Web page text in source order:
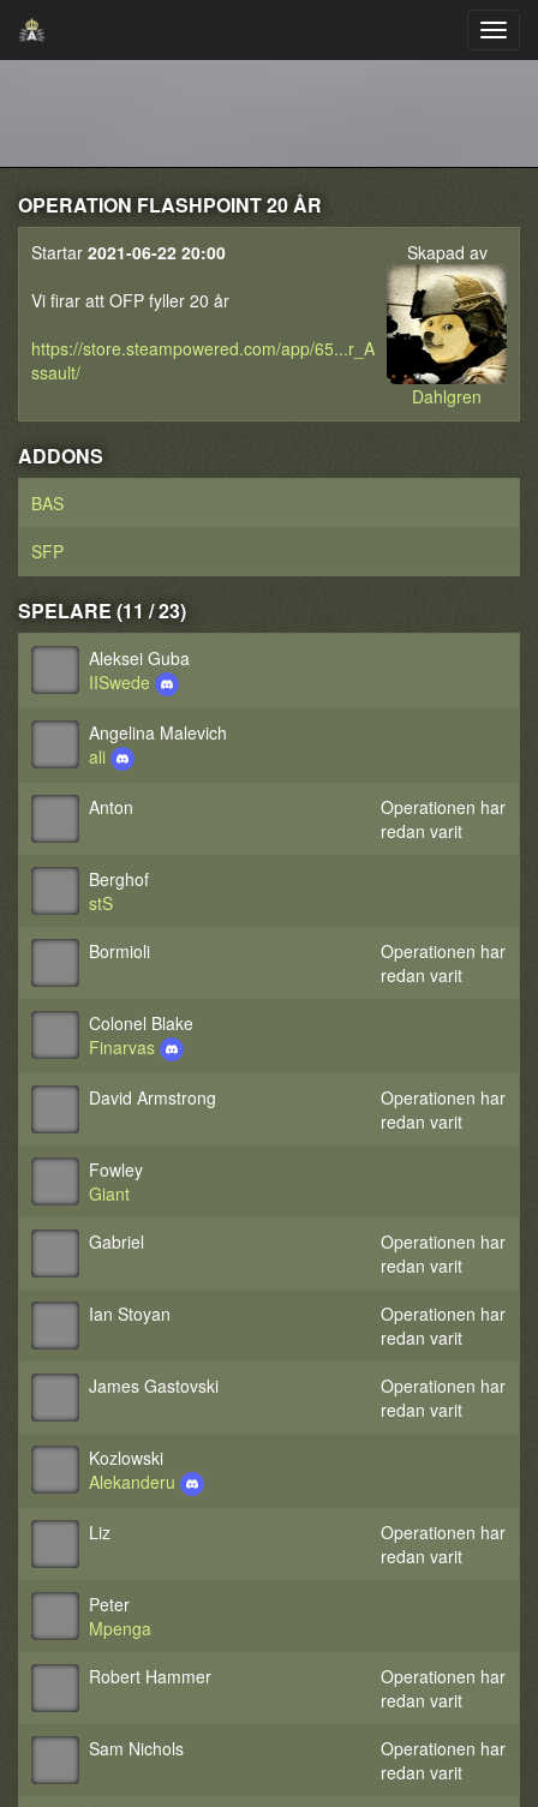
OPERATION FLASHPOINT 20 ÅR
Skapad av
Dahlgren
Startar 2021-06-22 20:00
Vi firar att OFP fyller 20 år
https://store.steampowered.com/app/65...r_A
ssault/
ADDONS
BAS
SFP
SPELARE (11 / 23)
Aleksei Guba
IISwede
Angelina Malevich
ali
Anton
Operationen har
redan varit
Berghof
stS
Bormioli
Operationen har
redan varit
Colonel Blake
Finarvas
David Armstrong
Operationen har
redan varit
Fowley
Giant
Gabriel
Operationen har
redan varit
Ian Stoyan
Operationen har
redan varit
James Gastovski
Operationen har
redan varit
Kozlowski
Alekanderu
Liz
Operationen har
redan varit
Peter
Mpenga
Robert Hammer
Operationen har
redan varit
Sam Nichols
Operationen har
redan varit